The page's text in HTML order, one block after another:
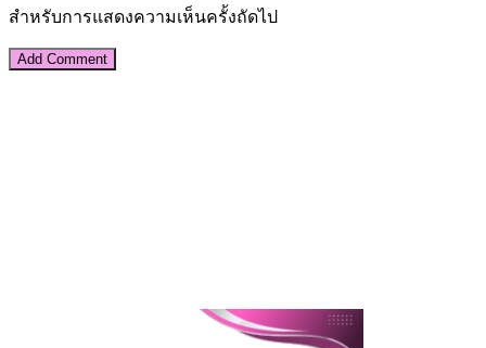
สำหรับการแสดงความเห็นครั้งถัดไป